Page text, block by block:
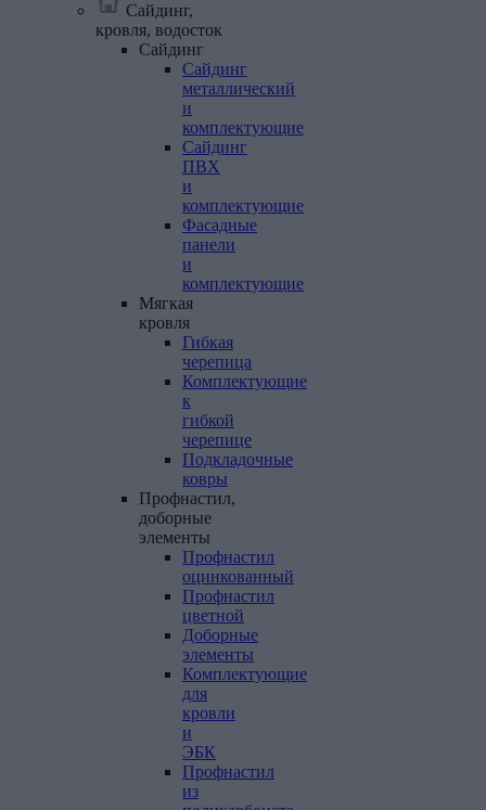
Сайдинг,
кровля, водосток
Сайдинг
Сайдинг
металлический
и
комплектующие
Сайдинг
ПВХ
и
комплектующие
Фасадные
панели
и
комплектующие
Мягкая
кровля
Гибкая
черепица
Комплектующие
к
гибкой
черепице
Подкладочные
ковры
Профнастил,
доборные
элементы
Профнастил
оцинкованный
Профнастил
цветной
Доборные
элементы
Комплектующие
для
кровли
и
ЭБК
Профнастил
из